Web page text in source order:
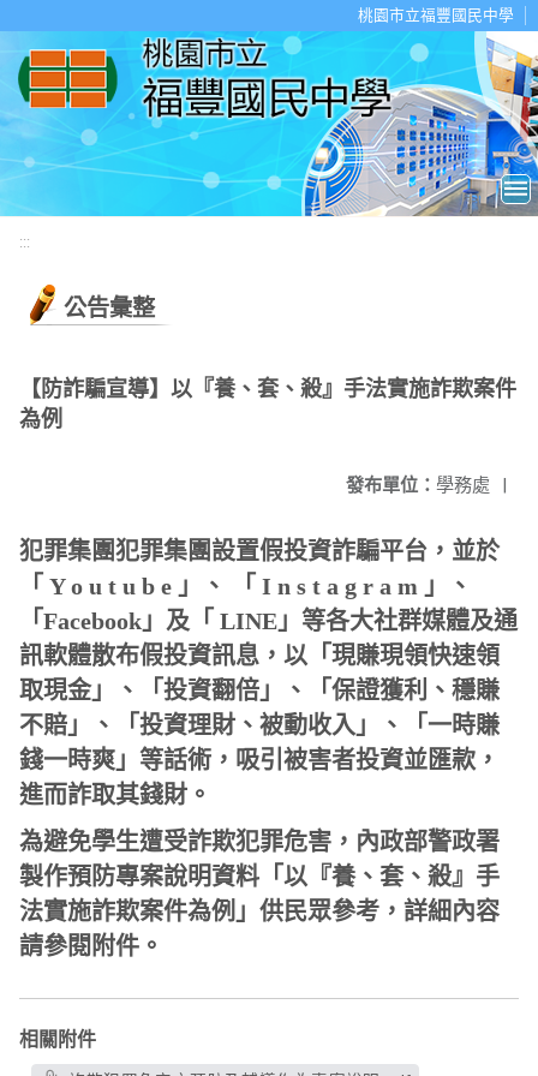
桃園市立福豐國民中學
:::
公告彙整
【防詐騙宣導】以『養、套、殺』手法實施詐欺案件
為例
發布單位： 學務處 |
犯罪集團犯罪集團設置假投資詐騙平台，並於
「 Y o u t u b e 」、 「 I n s t a g r a m 」、
「Facebook」及「 LINE」等各大社群媒體及通
訊軟體散布假投資訊息，以「現賺現領快速領
取現金」、「投資翻倍」、「保證獲利、穩賺
不賠」、「投資理財、被動收入」、「一時賺
錢一時爽」等話術，吸引被害者投資並匯款，
進而詐取其錢財。
為避免學生遭受詐欺犯罪危害，內政部警政署
製作預防專案說明資料「以『養、套、殺』手
法實施詐欺案件為例 」供民眾參考，詳細內容
請參閱附件。
相關附件